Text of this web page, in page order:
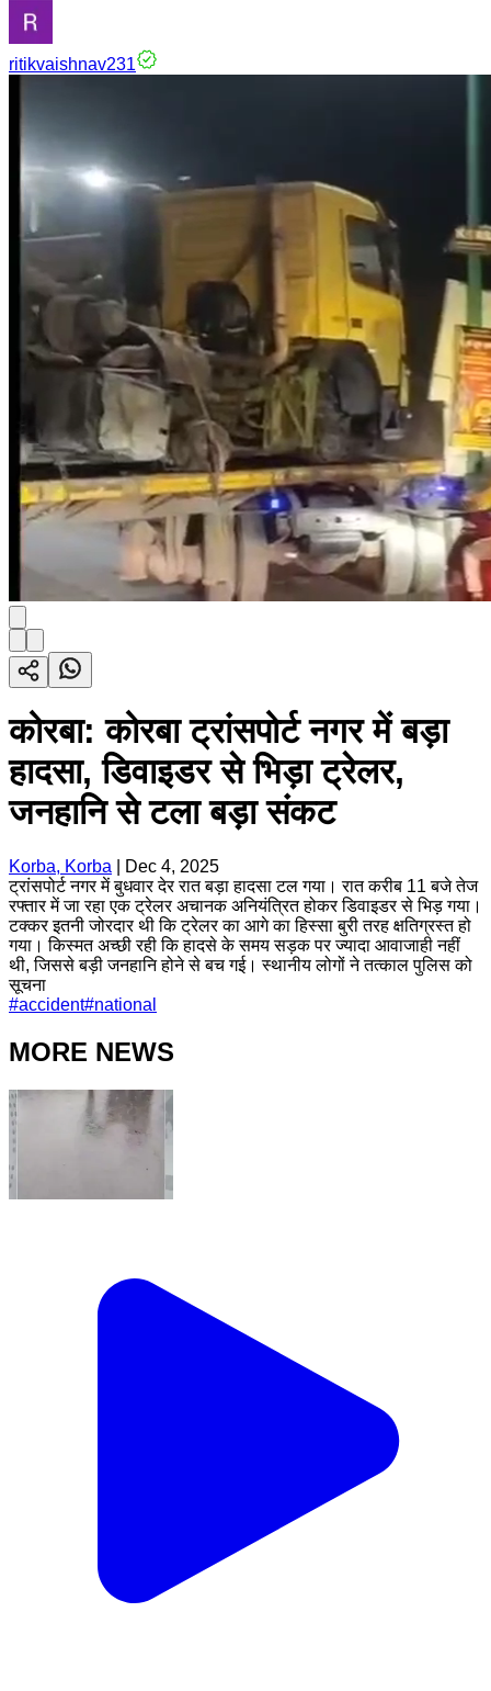
ritikvaishnav231
कोरबा: कोरबा ट्रांसपोर्ट नगर में बड़ा
हादसा, डिवाइडर से भिड़ा ट्रेलर,
जनहानि से टला बड़ा संकट
Korba, Korba
Dec 4, 2025
ट्रांसपोर्ट नगर में बुधवार देर रात बड़ा हादसा टल गया। रात करीब 11 बजे तेज
रफ्तार में जा रहा एक ट्रेलर अचानक अनियंत्रित होकर डिवाइडर से भिड़ गया।
टक्कर इतनी जोरदार थी कि ट्रेलर का आगे का हिस्सा बुरी तरह क्षतिग्रस्त हो
गया। किस्मत अच्छी रही कि हादसे के समय सड़क पर ज्यादा आवाजाही नहीं
थी, जिससे बड़ी जनहानि होने से बच गई। स्थानीय लोगों ने तत्काल पुलिस को
सूचना
#accident#national
MORE NEWS